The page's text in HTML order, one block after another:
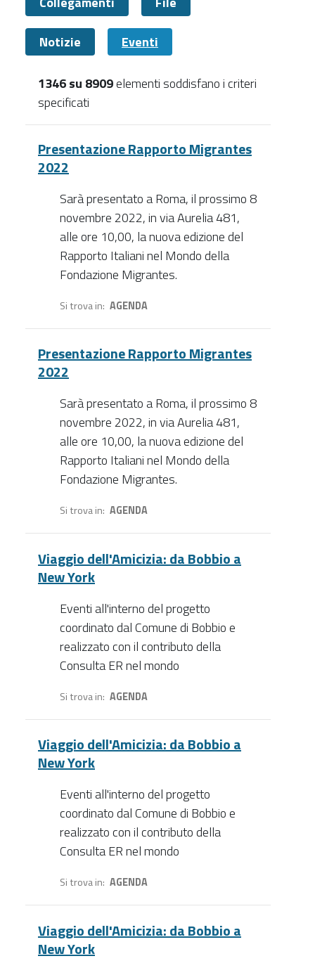
Notizie Eventi
1346 su 8909elementi soddisfano i criteri
specificati
Presentazione Rapporto Migrantes
2022
Sarà presentato a Roma, il prossimo 8
novembre 2022, in via Aurelia 481,
alle ore 10,00, la nuova edizione del
Rapporto Italiani nel Mondo della
Fondazione Migrantes.
Si trova in AGENDA
Presentazione Rapporto Migrantes
2022
Sarà presentato a Roma, il prossimo 8
novembre 2022, in via Aurelia 481,
alle ore 10,00, la nuova edizione del
Rapporto Italiani nel Mondo della
Fondazione Migrantes.
Si trova in AGENDA
Viaggio dell'Amicizia: da Bobbio a
New York
Eventi all'interno del progetto
coordinato dal Comune di Bobbio e
realizzato con il contributo della
Consulta ER nel mondo
Si trova in AGENDA
Viaggio dell'Amicizia: da Bobbio a
New York
Eventi all'interno del progetto
coordinato dal Comune di Bobbio e
realizzato con il contributo della
Consulta ER nel mondo
Si trova in AGENDA
Viaggio dell'Amicizia: da Bobbio a
New York